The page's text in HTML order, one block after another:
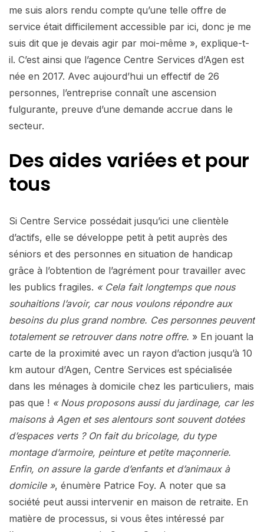
me suis alors rendu compte qu’une telle offre de
service était difficilement accessible par ici, donc je me
suis dit que je devais agir par moi-même », explique-t-
il. C’est ainsi que l’agence Centre Services d’Agen est
née en 2017. Avec aujourd’hui un effectif de 26
personnes, l’entreprise connaît une ascension
fulgurante, preuve d’une demande accrue dans le
secteur.
Des aides variées et pour
tous
Si Centre Service possédait jusqu’ici une clientèle
d’actifs, elle se développe petit à petit auprès des
séniors et des personnes en situation de handicap
grâce à l’obtention de l’agrément pour travailler avec
les publics fragiles. « Cela fait longtemps que nous
souhaitions l’avoir, car nous voulons répondre aux
besoins du plus grand nombre. Ces personnes peuvent
totalement se retrouver dans notre offre. » En jouant la
carte de la proximité avec un rayon d’action jusqu’à 10
km autour d’Agen, Centre Services est spécialisée
dans les ménages à domicile chez les particuliers, mais
pas que ! « Nous proposons aussi du jardinage, car les
maisons à Agen et ses alentours sont souvent dotées
d’espaces verts ? On fait du bricolage, du type
montage d’armoire, peinture et petite maçonnerie.
Enfin, on assure la garde d’enfants et d’animaux à
domicile », énumère Patrice Foy. A noter que sa
société peut aussi intervenir en maison de retraite. En
matière de processus, si vous êtes intéressé par